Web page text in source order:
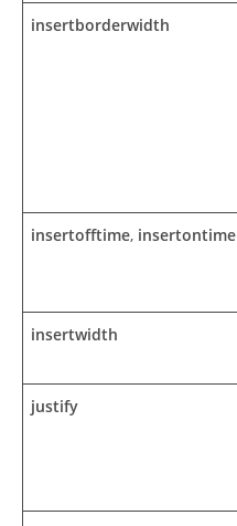
insertborderwidth
insertofftime, insertontime
insertwidth
justify